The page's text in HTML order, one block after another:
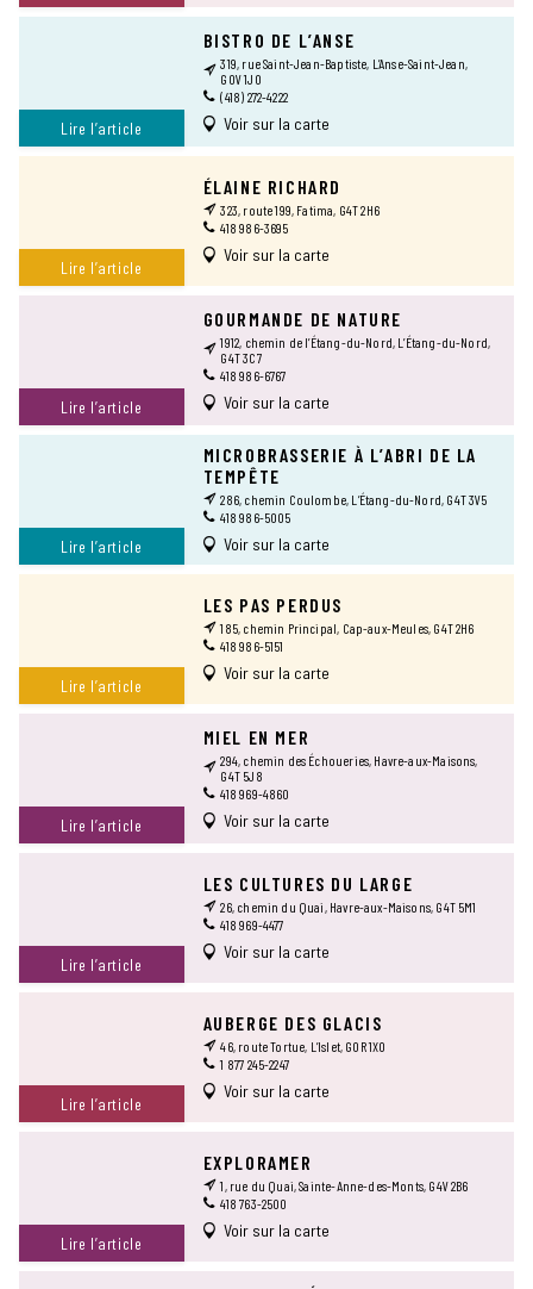
Lire l’article
BISTRO DE L’ANSE
319, rue Saint-Jean-Baptiste, L’Anse-Saint-Jean,
G0V 1J0
(418) 272-4222
Voir sur la carte
Lire l’article
ÉLAINE RICHARD
323, route 199, Fatima, G4T 2H6
418 986-3695
Voir sur la carte
Lire l’article
GOURMANDE DE NATURE
1912, chemin de l’Étang-du-Nord, L’Étang-du-Nord,
G4T 3C7
418 986-6767
Voir sur la carte
Lire l’article
MICROBRASSERIE À L’ABRI DE LA
TEMPÊTE
286, chemin Coulombe, L’Étang-du-Nord, G4T 3V5
418 986-5005
Voir sur la carte
Lire l’article
LES PAS PERDUS
185, chemin Principal, Cap-aux-Meules, G4T 2H6
418 986-5151
Voir sur la carte
Lire l’article
MIEL EN MER
294, chemin des Échoueries, Havre-aux-Maisons,
G4T 5J8
418 969-4860
Voir sur la carte
Lire l’article
LES CULTURES DU LARGE
26, chemin du Quai, Havre-aux-Maisons, G4T 5M1
418 969-4477
Voir sur la carte
Lire l’article
AUBERGE DES GLACIS
46, route Tortue, L’Islet, G0R 1X0
1 877 245-2247
Voir sur la carte
Lire l’article
EXPLORAMER
1, rue du Quai, Sainte-Anne-des-Monts, G4V 2B6
418 763-2500
Voir sur la carte